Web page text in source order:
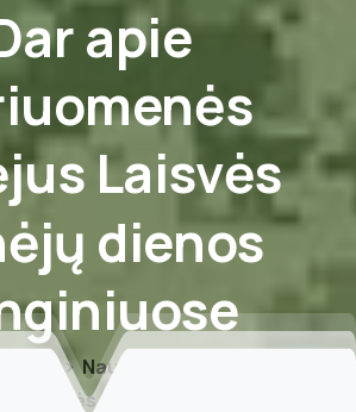
apie
Laisvės
dienos
Naujienos
kūrėjus Laisvės gynėjų